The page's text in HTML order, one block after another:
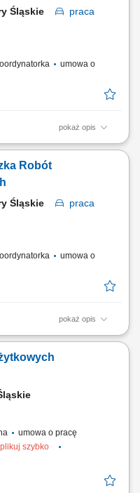
Śląskie
praca
umowa o
pokaż opis
oraz budowy na
Budowy podczas realizacji
budowy linii kablowych
Robót
Śląskie
praca
umowa o
pokaż opis
oraz budowy na
kablowymi WN i
umowa o pracę
szybko